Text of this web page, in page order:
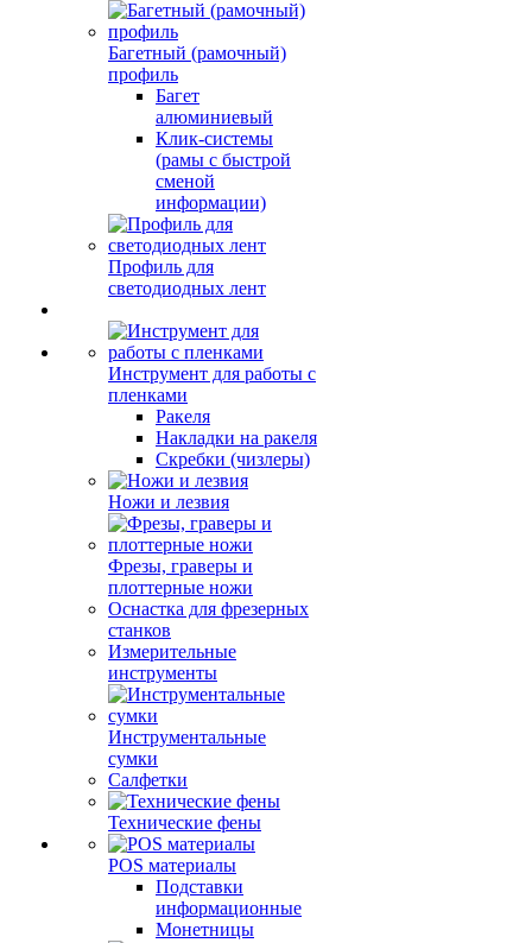
Багетный (рамочный)
профиль
Багет
алюминиевый
Клик-системы
(рамы с быстрой
сменой
информации)
Профиль для
светодиодных лент
Инструмент для работы с
пленками
Ракеля
Накладки на ракеля
Скребки (чизлеры)
Ножи и лезвия
Фрезы, граверы и
плоттерные ножи
Оснастка для фрезерных
станков
Измерительные
инструменты
Инструментальные
сумки
Салфетки
Технические фены
POS материалы
Подставки
информационные
Монетницы